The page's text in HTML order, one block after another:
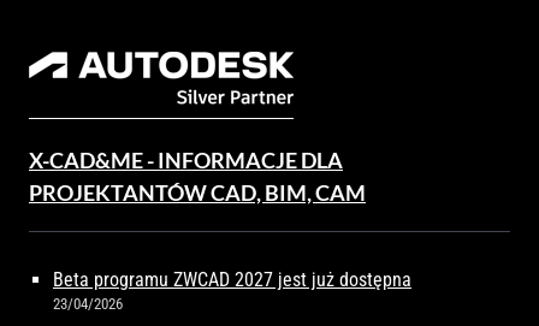
X-CAD&ME - INFORMACJE DLA
PROJEKTANTÓW CAD, BIM, CAM
Beta programu ZWCAD 2027 jest już dostępna
23/04/2026